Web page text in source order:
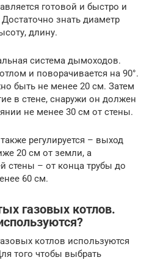
готовой и быстро и
знать диаметр
длину.
система дымоходов.
и поворачивается на 90°.
быть не менее 20 см. Затем
в стене, снаружи он должен
не менее 30 см от стены.
регулируется – выход
20 см от земли, а
стены – от конца трубы до
60 см.
газовых котлов.
котлов используются
того чтобы выбрать